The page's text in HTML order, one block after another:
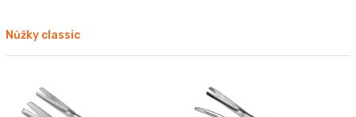
Nůžky classic